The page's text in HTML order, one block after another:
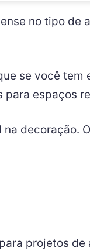
no tipo de
se você tem
espaços
na decoração.
projetos de